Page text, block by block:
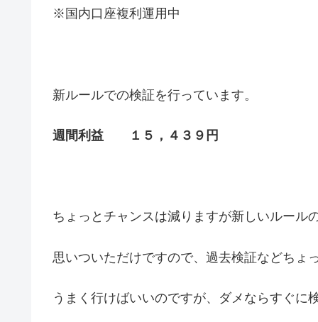
※国内口座複利運用中
新ルールでの検証を行っています。
週間利益 １５，４３９円
ちょっとチャンスは減りますが新しいルール
思いついただけですので、過去検証などちょ
うまく行けばいいのですが、ダメならすぐに